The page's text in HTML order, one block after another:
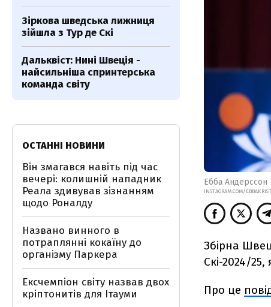
Ебба Андерссон
INSTAGRAM.COM/
Збірна
Скі-2024/
Про це
Зіркова шведська лижниця
зійшла з Тур де Скі
Дальквіст: Нині Швеція -
найсильніша спринтерська
команда світу
ОСТАННІ НОВИНИ
Він змагався навіть під час
вечері: колишній нападник
Реала здивував зізнанням
щодо Роналду
Названо винного в
потраплянні кокаїну до
організму Паркера
Ексчемпіон світу назвав двох
кріптонитів для Ітауми